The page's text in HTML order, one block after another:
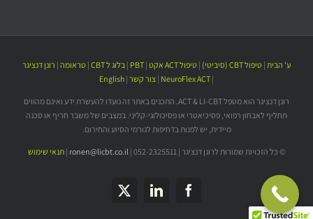
ע' הבית | טיפול CBT (סיביטי) | טיפול ACT אקט |
PBT
| בלוג ל CBT | טראומה | רונן דנציגר
|
NeuroFlex ACT
| צור קשר |
English
רונן דנציגר הוא מטפל ACT & LI-CBT. התכנים באתר זה נועדו להעשרת ידע ואינם מהווים
תחליף לאבחון רפואי, פסיכיאטרי או פסיכולוגי-קליני. במצבים של משבר חריף או סכנה
מיידית, יש לפנות בדחיפות לגורמי הסיוע והחירום.
© כל הזכויות שמורות לרונן דנציגר | 052-2325511 | ronen@licbt.co.il
|תנאי שימוש
Facebook
LinkedIn
X